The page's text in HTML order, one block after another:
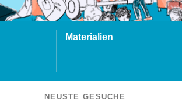
Materialien
NEUSTE GESUCHE